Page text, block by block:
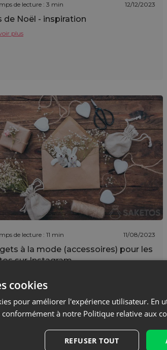
de lecture : 3 min 12/12/2023
de Noël - inspiration
plus
de lecture : 11 min 11/08/2023
à la mode (accessoires) pour les
sur Instagram
cookies
pour améliorer l'expérience utilisateur. En
conformément à notre Politique relative aux
REFUSER TOUT